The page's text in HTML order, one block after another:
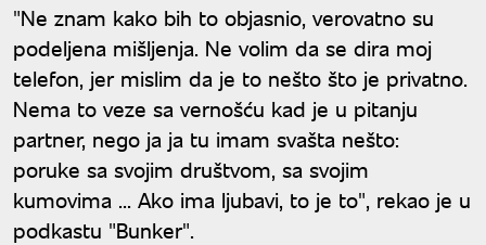
"Ne znam kako bih to objasnio, verovatno su
podeljena mišljenja. Ne volim da se dira moj
telefon, jer mislim da je to nešto što je privatno.
Nema to veze sa vernošću kad je u pitanju
partner, nego ja ja tu imam svašta nešto:
poruke sa svojim društvom, sa svojim
kumovima ... Ako ima ljubavi, to je to", rekao je u
podkastu "Bunker".